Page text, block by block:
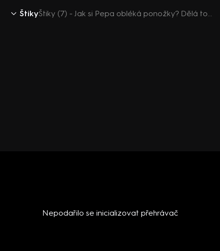
Štiky Štiky (7) - Jak si Pepa obléká ponožky? Dělá to za něj Ornella
Nepodařilo se inicializovat přehrávač